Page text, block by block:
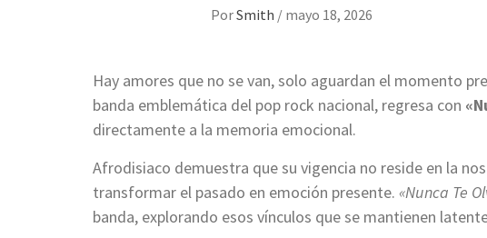
PorSmith / mayo 18, 2026
Hay amores que no se van, solo aguardan el momento
banda emblemática del pop rock nacional, regresa con
directamente a la memoria emocional.
Afrodisiaco demuestra que su vigencia no reside en la
transformar el pasado en emoción presente. «Nunca Te
banda, explorando esos vínculos que se mantienen